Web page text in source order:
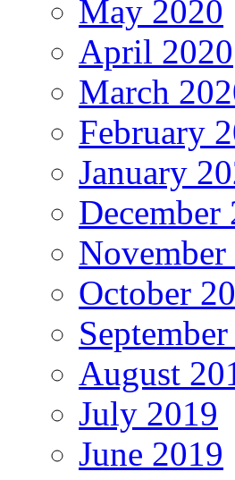
May 2020
April 2020
March
February
January
December
November
October
August
July 2019
June 2019